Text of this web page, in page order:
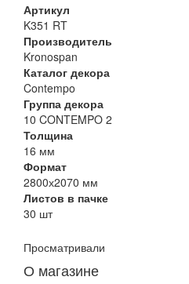
Артикул
K351 RT
Производитель
Kronospan
Каталог декора
Contempo
Группа декора
10 CONTEMPO 2
Толщина
16 мм
Формат
2800х2070 мм
Листов в пачке
30 шт
Просматривали
О магазине